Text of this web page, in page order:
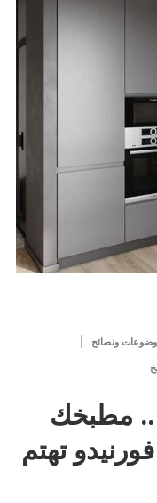
ونصائح
.. مطبخك
تهتم